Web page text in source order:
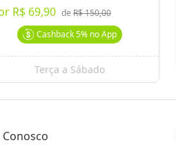
R$ 69,90 deR$ 150,00
Cashback5%no App
Terça a Sábado
Conosco